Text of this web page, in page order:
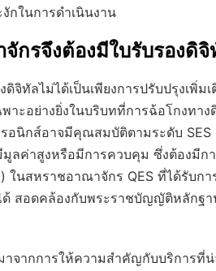
กในการดำเนินงาน
กรจึงต้องมีใบรับรองดิจิ
ทัลไม่ได้เป็นเพียงการปรับปรุงเพิ่ม
าะอย่างยิ่งในบริบทที่การฉ้อโกงทา
อนิกส์อาจมีคุณสมบัติตามระดับ
ลค่าสูงหรือมีการควบคุม ซึ่งต้องมีก
ในสหราชอาณาจักร QES ที่ได้รับก
ด้ สอดคล้องกับพระราชบัญญัติหลักฐ
จากการให้ความสำคัญกับบริการที่